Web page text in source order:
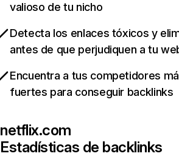
valioso de tu nicho
Detecta los enlaces tóxicos y
antes de que perjudiquen a tu
Encuentra a tus competidores
fuertes para conseguir backlinks
netflix.com
Estadísticas de backlinks